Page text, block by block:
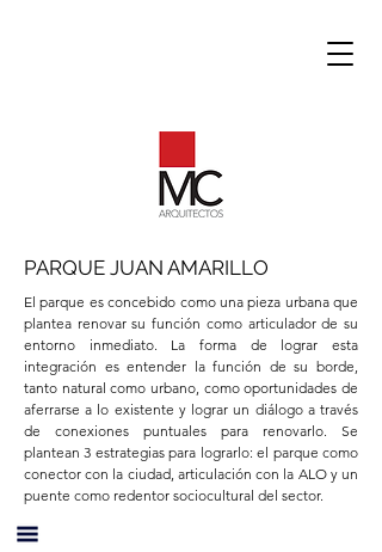
PARQUE JUAN AMARILLO
El parque es concebido como una pieza urbana que
plantea renovar su función como articulador de su
entorno inmediato. La forma de lograr esta
integración es entender la función de su borde,
tanto natural como urbano, como oportunidades de
aferrarse a lo existente y lograr un diálogo a través
de conexiones puntuales para renovarlo. Se
plantean 3 estrategias para lograrlo: el parque como
conector con la ciudad, articulación con la ALO y un
puente como redentor sociocultural del sector.